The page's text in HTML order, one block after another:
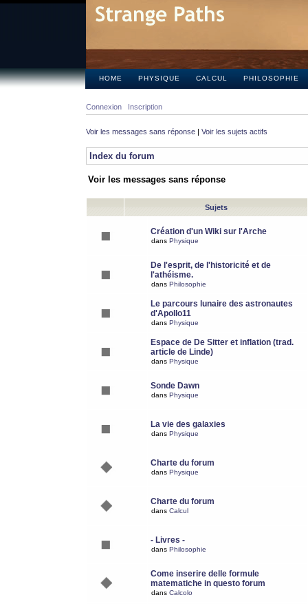
HOME PHYSIQUE CALCUL PHILOSOPHIE
Connexion Inscription
Voir les messages sans réponse | Voir les sujets actifs
Index du forum
Voir les messages sans réponse
Sujets
Création d'un Wiki sur l'Arche
dans Physique
De l'esprit, de l'historicité et de
l'athéisme.
dans Philosophie
Le parcours lunaire des astronautes
d'Apollo11
dans Physique
Espace de De Sitter et inflation (trad.
article de Linde)
dans Physique
Sonde Dawn
dans Physique
La vie des galaxies
dans Physique
Charte du forum
dans Physique
Charte du forum
dans Calcul
- Livres -
dans Philosophie
Come inserire delle formule
matematiche in questo forum
dans Calcolo